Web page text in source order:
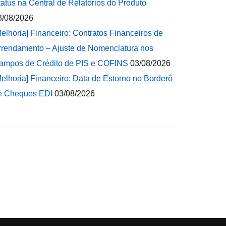
na Central de Relatórios do Produto
08/2026
Financeiro: Contratos Financeiros de
– Ajuste de Nomenclatura nos
de Crédito de PIS e COFINS 03/08/2026
Financeiro: Data de Estorno no Borderô
Cheques EDI 03/08/2026